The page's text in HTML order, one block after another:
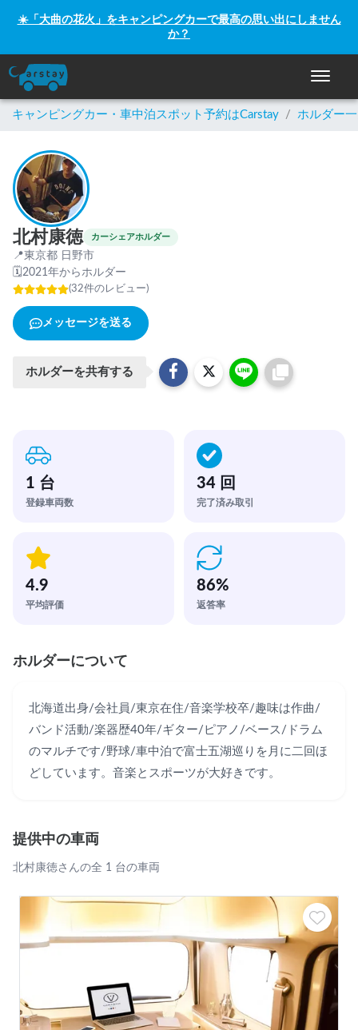
☀️「大曲の花火」をキャンピングカーで最高の思い出にしません
か？
ナビゲ
キャンピングカー・車中泊スポット予約はCarstay / ホルダー
北村康徳 カーシェアホルダー
📍東京都 日野市
🗓2021年からホルダー
(32件のレビュー)
メッセージを送る
ホルダーを共有する
1 台
登録車両数
34 回
完了済み取引
4.9
平均評価
86%
返答率
ホルダーについて
北海道出身/会社員/東京在住/音楽学校卒/趣味は作曲/
バンド活動/楽器歴40年/ギター/ピアノ/ベース/ドラム
のマルチです/野球/車中泊で富士五湖巡りを月に二回ほ
どしています。音楽とスポーツが大好きです。
提供中の車両
北村康徳さんの全 1 台の車両